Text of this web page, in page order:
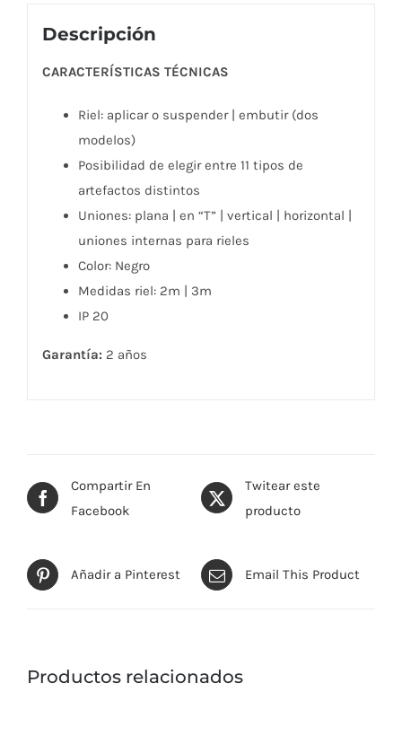
aplicar,
embutir
suspender
cantidad
Descripción
CARACTERÍSTICAS TÉCNICAS
Riel: aplicar o suspender | embutir (dos
modelos)
Posibilidad de elegir entre 11 tipos de
artefactos distintos
Uniones: plana | en “T” | vertical | horizontal |
uniones internas para rieles
Color: Negro
Medidas riel: 2m | 3m
IP 20
Garantía: 2 años
Compartir En
Facebook
Twitear este
producto
Añadir a Pinterest Email This Product
Productos relacionados